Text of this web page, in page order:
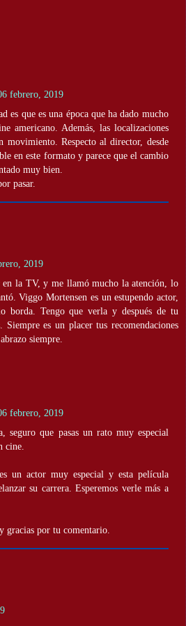
febrero, 2019
es que es una época que ha dado mucho
americano. Además, las localizaciones
movimiento. Respecto al director, desde
en este formato y parece que el cambio
muy bien.
pasar.
2019
la TV, y me llamó mucho la atención, lo
Viggo Mortensen es un estupendo actor,
borda. Tengo que verla y después de tu
Siempre es un placer tus recomendaciones
siempre.
febrero, 2019
seguro que pasas un rato muy especial
cine.
un actor muy especial y esta película
su carrera. Esperemos verle más a
gracias por tu comentario.